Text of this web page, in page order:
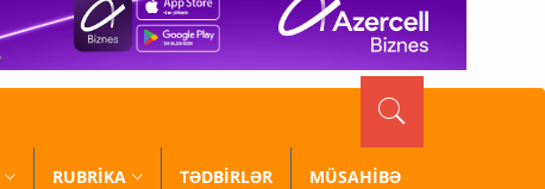
RUBRİKA TƏDBİRLƏR MÜSAHİBƏ